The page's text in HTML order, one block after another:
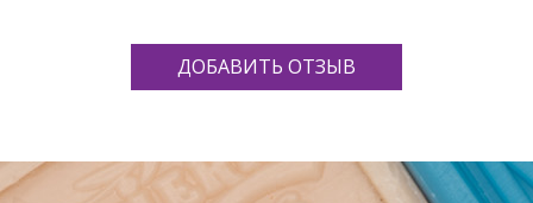
ДОБАВИТЬ ОТЗЫВ